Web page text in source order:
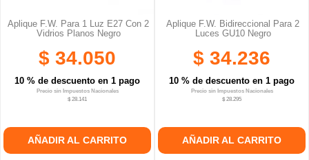
Aplique F.W. Para 1 Luz E27 Con 2
Vidrios Planos Negro
$ 34.050
10 % de descuento en 1 pago
Precio sin Impuestos Nacionales
$ 28.141
AÑADIR AL CARRITO
Aplique F.W. Bidireccional Para 2
Luces GU10 Negro
$ 34.236
10 % de descuento en 1 pago
Precio sin Impuestos Nacionales
$ 28.295
AÑADIR AL CARRITO